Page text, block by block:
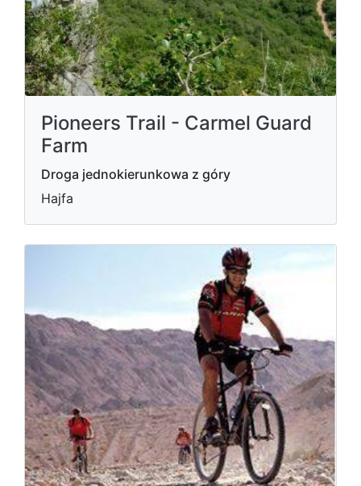
Pioneers Trail - Carmel Guard
Farm
Droga jednokierunkowa z góry
Hajfa